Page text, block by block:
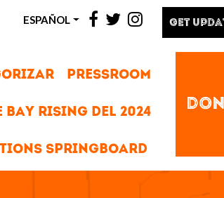
ESPAÑOL facebook
twitterinstagram
GET
PRESSROOM
BAY RISING DEL 2024
SPRINGBOARD